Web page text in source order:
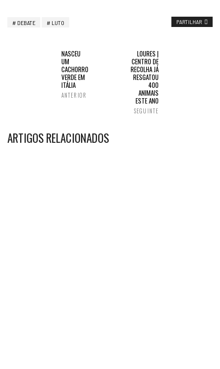
DEBATE LUTO PARTILHAR
NASCEU
UM
CACHORRO
VERDE EM
ITÁLIA
ANTERIOR
LOURES |
CENTRO DE
RECOLHA JÁ
RESGATOU
400
ANIMAIS
ESTE ANO
SEGUINTE
ARTIGOS RELACIONADOS